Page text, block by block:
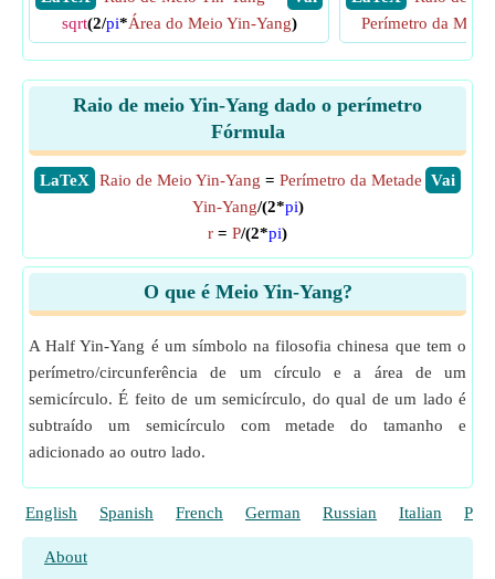
sqrt(2/pi*Área do Meio Yin-Yang)
Perímetro da
Raio de meio Yin-Yang dado o perímetro
Fórmula
​LaTeX ​Vai
Raio de Meio Yin-Yang = Perímetro da Metade
Yin-Yang/(2*pi)
r = P/(2*pi)
O que é Meio Yin-Yang?
A Half Yin-Yang é um símbolo na filosofia chinesa que tem o
perímetro/circunferência de um círculo e a área de um
semicírculo. É feito de um semicírculo, do qual de um lado é
subtraído um semicírculo com metade do tamanho e
adicionado ao outro lado.
English Spanish French German Russian Italian
About